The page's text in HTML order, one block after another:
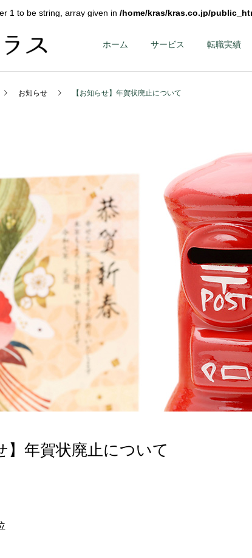
1 to be string, array given in /home/kras/kras.co.jp/
ホーム サービス 転職実績
新卒
第二新卒・メンバーク
ラス
お知らせ 【お知らせ】年賀状廃止について
】年賀状廃止について